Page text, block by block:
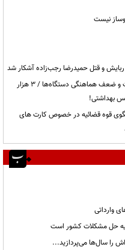
نیست
ربایش و قتل حمیدرضا رجب‌زاده آشکار شد
ریمـدان؛ مرزی گرفتار در صف، کمبود زیرساخت و ضعف هماهنگی دستگاه‌ها / ۳ هزار
بهداشتی!
قوه قضائیه در خصوص کارت های
وارداتی
حل مشکلات کشور است